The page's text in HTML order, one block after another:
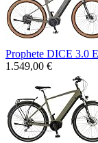
Prophete DICE 3.0
1.549,00 €